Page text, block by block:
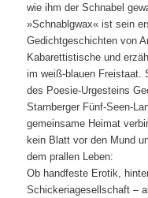
wie ihm der Schnabel
»Schnablgwax« ist sein
Gedichtgeschichten von
Kabarettistische und
im weiß-blauen Freistaat.
des Poesie-Urgesteins
Starnberger Fünf-Seen-
gemeinsame Heimat
kein Blatt vor den Mund
dem prallen Leben:
Ob handfeste Erotik,
Schickeriagesellschaft –